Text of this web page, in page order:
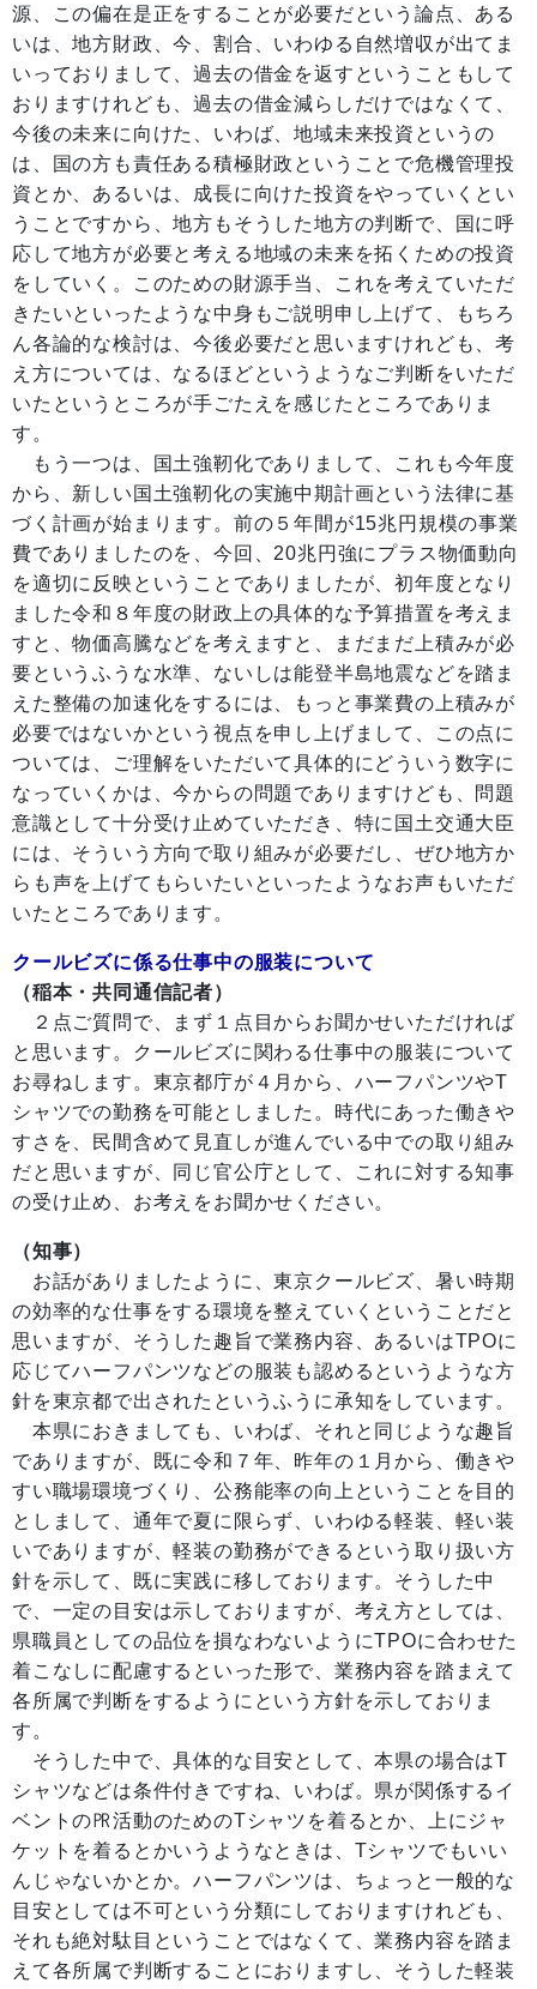
源、この偏在是正をすることが必要だという論点、ある
いは、地方財政、今、割合、いわゆる自然増収が出てま
いっておりまして、過去の借金を返すということもして
おりますけれども、過去の借金減らしだけではなくて、
今後の未来に向けた、いわば、地域未来投資というの
は、国の方も責任ある積極財政ということで危機管理投
資とか、あるいは、成長に向けた投資をやっていくとい
うことですから、地方もそうした地方の判断で、国に呼
応して地方が必要と考える地域の未来を拓くための投資
をしていく。このための財源手当、これを考えていただ
きたいといったような中身もご説明申し上げて、もちろ
ん各論的な検討は、今後必要だと思いますけれども、考
え方については、なるほどというようなご判断をいただ
いたというところが手ごたえを感じたところでありま
す。
もう一つは、国土強靭化でありまして、これも今年度
から、新しい国土強靭化の実施中期計画という法律に基
づく計画が始まります。前の５年間が15兆円規模の事業
費でありましたのを、今回、20兆円強にプラス物価動向
を適切に反映ということでありましたが、初年度となり
ました令和８年度の財政上の具体的な予算措置を考えま
すと、物価高騰などを考えますと、まだまだ上積みが必
要というふうな水準、ないしは能登半島地震などを踏ま
えた整備の加速化をするには、もっと事業費の上積みが
必要ではないかという視点を申し上げまして、この点に
ついては、ご理解をいただいて具体的にどういう数字に
なっていくかは、今からの問題でありますけども、問題
意識として十分受け止めていただき、特に国土交通大臣
には、そういう方向で取り組みが必要だし、ぜひ地方か
らも声を上げてもらいたいといったようなお声もいただ
いたところであります。
クールビズに係る仕事中の服装について
（稲本・共同通信記者）
２点ご質問で、まず１点目からお聞かせいただければ
と思います。クールビズに関わる仕事中の服装について
お尋ねします。東京都庁が４月から、ハーフパンツやT
シャツでの勤務を可能としました。時代にあった働きや
すさを、民間含めて見直しが進んでいる中での取り組み
だと思いますが、同じ官公庁として、これに対する知事
の受け止め、お考えをお聞かせください。
（知事）
お話がありましたように、東京クールビズ、暑い時期
の効率的な仕事をする環境を整えていくということだと
思いますが、そうした趣旨で業務内容、あるいはTPOに
応じてハーフパンツなどの服装も認めるというような方
針を東京都で出されたというふうに承知をしています。
本県におきましても、いわば、それと同じような趣旨
でありますが、既に令和７年、昨年の１月から、働きや
すい職場環境づくり、公務能率の向上ということを目的
としまして、通年で夏に限らず、いわゆる軽装、軽い装
いでありますが、軽装の勤務ができるという取り扱い方
針を示して、既に実践に移しております。そうした中
で、一定の目安は示しておりますが、考え方としては、
県職員としての品位を損なわないようにTPOに合わせた
着こなしに配慮するといった形で、業務内容を踏まえて
各所属で判断をするようにという方針を示しておりま
す。
そうした中で、具体的な目安として、本県の場合はT
シャツなどは条件付きですね、いわば。県が関係するイ
ベントの㏚活動のためのTシャツを着るとか、上にジャ
ケットを着るとかいうようなときは、Tシャツでもいい
んじゃないかとか。ハーフパンツは、ちょっと一般的な
目安としては不可という分類にしておりますけれども、
それも絶対駄目ということではなくて、業務内容を踏ま
えて各所属で判断することにおりますし、そうした軽装